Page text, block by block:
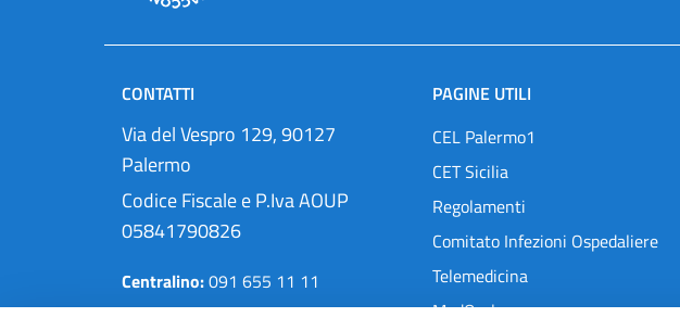
CONTATTI
Via del Vespro 129, 90127
Palermo
Codice Fiscale e P.Iva AOUP
05841790826
Centralino:091 655 11 11
Pec:protocollo@cert.policlinico.pa.it
PAGINE UTILI
CEL Palermo1
CET Sicilia
Regolamenti
Comitato Infezioni Ospedaliere
Telemedicina
MedOral